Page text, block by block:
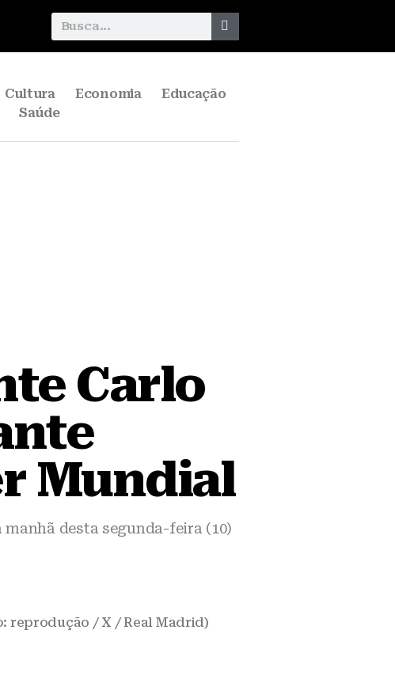
Cultura Economia
Educação
Saúde
Carlo
Mundial
desta segunda-feira (10)
reprodução / X / Real Madrid)